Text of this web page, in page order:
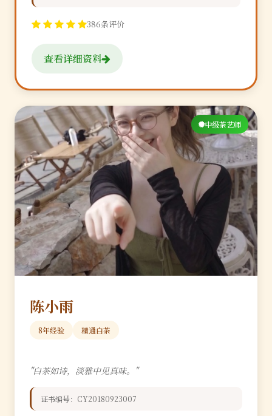
386条评价
查看详细资料
中级茶艺师
陈小雨
8年经验 精通白茶
"白茶如诗，淡雅中见真味。"
证书编号：CY20180923007